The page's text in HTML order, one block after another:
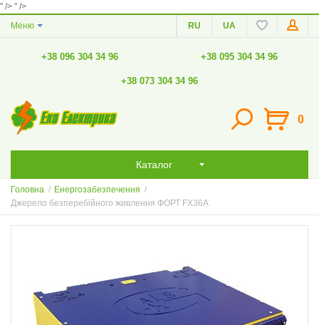
" /> " />
Меню
RU UA
+38 096 304 34 96 +38 095 304 34 96
+38 073 304 34 96
0
Каталог
Головна / Енергозабезпечення /
Джерело безперебійного живлення ФОРТ FX36A